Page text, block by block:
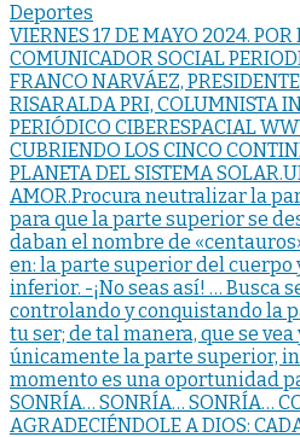
Deportes
Navegación
de
entradas
VIERNES 17 DE MAYO 2024. POR
COMUNICADOR SOCIAL
FRANCO NARVÁEZ,
RISARALDA PRI, COLUMNISTA
PERIÓDICO CIBERESPACIAL
CUBRIENDO LOS CINCO
PLANETA DEL SISTEMA
AMOR.Procura neutralizar la
para que la parte superior se
daban el nombre de
en: la parte superior del cuerpo
inferior. -¡No seas así! … Busca
controlando y conquistando la
tu ser; de tal manera, que se
únicamente la parte superior,
momento es una oportunidad
SONRÍA… SONRÍA… SONRÍA…
AGRADECIÉNDOLE A DIOS: